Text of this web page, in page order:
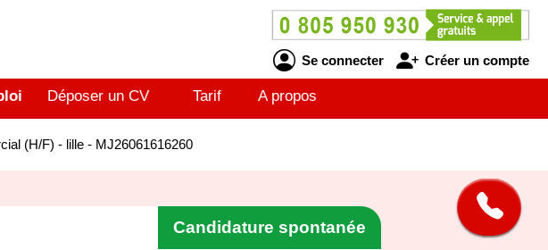
Se connecter Créer un compte
Déposer un CV Tarif A propos
(H/F) - lille - MJ26061616260
Candidature spontanée